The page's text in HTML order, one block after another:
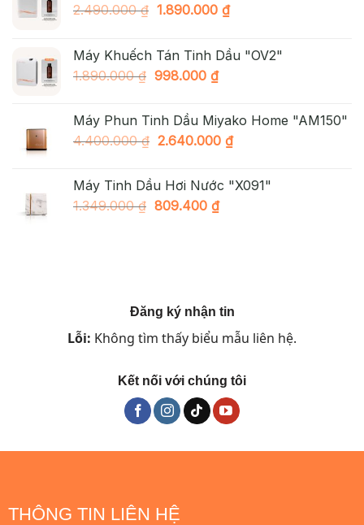
2.490.000₫ Giá
2.490.000 ₫.
1.890.000 ₫Giá
là:
Máy Khuếch Tán Tinh Dầu "OV2"
1.890.000₫ Giá
1.890.000 ₫.
998.000 ₫Giá
là:
998.000 ₫.
Máy Phun Tinh Dầu Miyako Home "AM150"
4.400.000₫ Giá
4.400.000 ₫.
2.640.000 ₫Giá
là:
Máy Tinh Dầu Hơi Nước "X091"
1.349.000₫ Giá
809.400 ₫Giá
Đăng ký nhận tin
Lỗi: Không tìm thấy biểu mẫu liên hệ.
Kết nối với chúng tôi
THÔNG TIN LIÊN HỆ